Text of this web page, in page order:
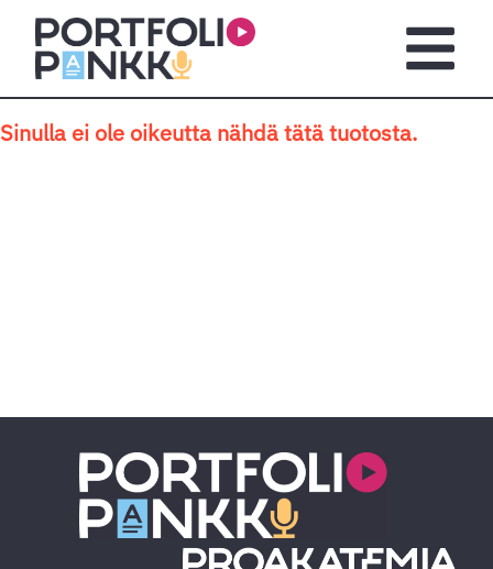
Siirry sisältöön
Sinulla ei ole oikeutta nähdä tätä tuotosta.